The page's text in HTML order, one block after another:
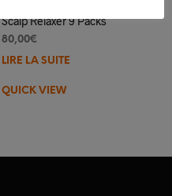
Scalp Relaxer 9 Packs
80,00€
LIRE LA SUITE
QUICK VIEW